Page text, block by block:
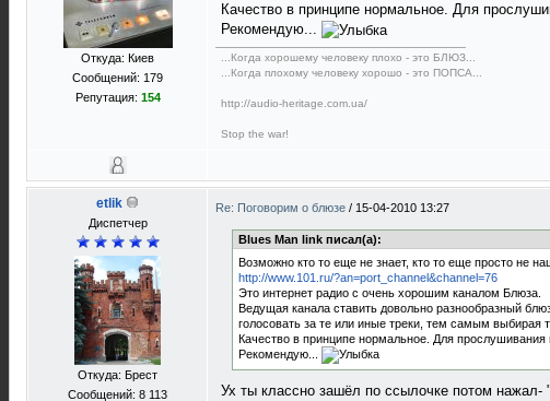
Откуда: Киев
Сообщений: 179
Репутация: 154
Качество в принципе нормальное. Для
Рекомендую...
...Когда хорошему человеку плохо - это БЛЮЗ...
...Когда плохому человеку хорошо - это ПОПСА...
http://audio-heritage.com.ua/
Stop the war!
etlik
Диспетчер
Откуда: Брест
Сообщений: 8 113
Re: Поговорим о блюзе / 15-04-2010 13:27
Blues Man link писал(а):
Возможно кто то еще не знает, кто то еще просто не
http://www.101.ru/?an=port_channel&channel=76
Это интернет радио с очень хорошим каналом Блюза.
Ведущая канала ставить довольно разнообразный
голосовать за те или иные треки, тем самым выбирая
Качество в принципе нормальное. Для
Рекомендую...
Ух ты классно зашёл по ссылочке потом